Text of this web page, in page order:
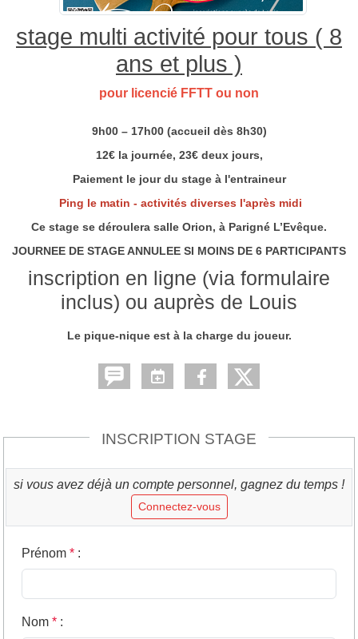
stage multi activité pour tous ( 8
ans et plus )
pour licencié FFTT ou non
9h00 – 17h00 (accueil dès 8h30)
12€ la journée, 23€ deux jours,
Paiement le jour du stage à l'entraineur
Ping le matin - activités diverses l'après midi
Ce stage se déroulera salle Orion, à Parigné L’Evêque.
JOURNEE DE STAGE ANNULEE SI MOINS DE 6 PARTICIPANTS
inscription en ligne (via formulaire
inclus) ou auprès de Louis
Le pique-nique est à la charge du joueur.
INSCRIPTION STAGE
si vous avez déjà un compte personnel, gagnez du temps !
Connectez-vous
Prénom * :
Nom * :